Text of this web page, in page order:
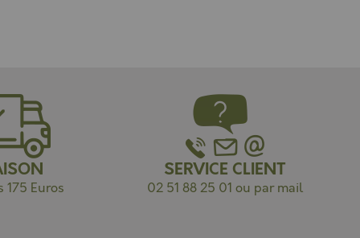
175 Euros
SERVICE CLIENT
02 51 88 25 01 ou par mail